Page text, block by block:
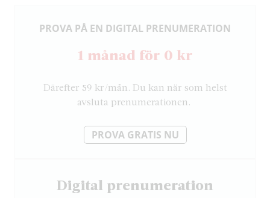
PROVA PÅ EN DIGITAL PRENUMERATION
1 månad för 0 kr
Därefter 59 kr/mån. Du kan när som helst
avsluta prenumerationen.
PROVA GRATIS NU
Digital prenumeration